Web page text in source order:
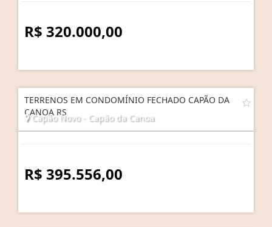
R$ 320.000,00
TERRENOS EM CONDOMÍNIO FECHADO CAPÃO DA
CANOA RS
Capão Novo - Capão da Canoa
R$ 395.556,00